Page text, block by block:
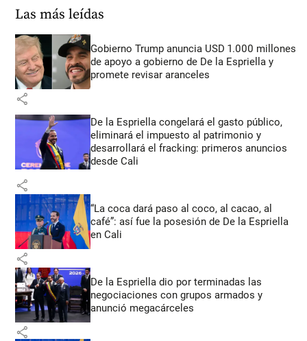
Las más leídas
Gobierno Trump anuncia USD 1.000 millones
de apoyo a gobierno de De la Espriella y
promete revisar aranceles
share
De la Espriella congelará el gasto público,
eliminará el impuesto al patrimonio y
desarrollará el fracking: primeros anuncios
desde Cali
share
“La coca dará paso al coco, al cacao, al
café”: así fue la posesión de De la Espriella
en Cali
share
De la Espriella dio por terminadas las
negociaciones con grupos armados y
anunció megacárceles
share